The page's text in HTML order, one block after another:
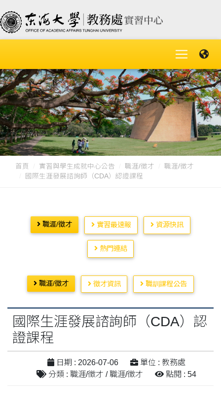
首頁 實習與學生成就中心公告 職涯/徵才
職涯/徵才
國際生涯發展諮詢師（CDA）認證課程
職涯/徵才 實習最速報 資源快訊
熱門連結
職涯/徵才 徵才資訊 職訓課程公告
國際生涯發展諮詢師（CDA）認
證課程
日期 : 2026-07-06
單位 : 教務處
分類 : 職涯/徵才 / 職涯/徵才
點閱 : 54